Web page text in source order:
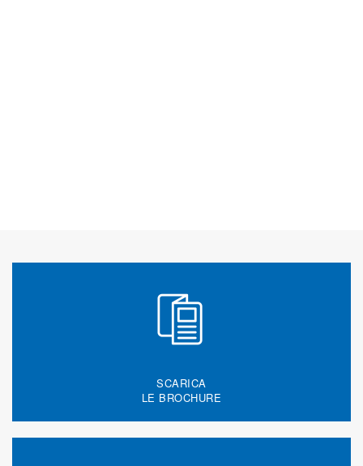
SCARICA
LE BROCHURE